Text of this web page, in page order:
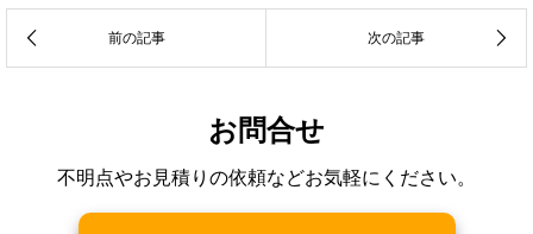
お問合せ
不明点やお見積りの依頼などお気軽にください。